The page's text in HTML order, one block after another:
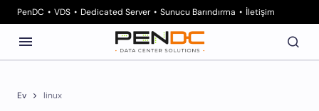
PenDC VDS Dedicated Server Sunucu Barındırma İletişim
Ev linux